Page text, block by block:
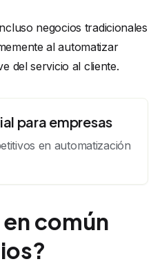
negocios tradicionales
al automatizar
del servicio al cliente.
para empresas
en automatización
común